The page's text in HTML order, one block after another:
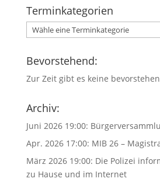
Terminkategorien
Bevorstehend:
Zur Zeit gibt es keine
Archiv:
Juni 2026 19:00:
Apr. 2026 17:00: MIB 26 –
März 2026 19:00: Die Polizei
zu Hause und im Internet